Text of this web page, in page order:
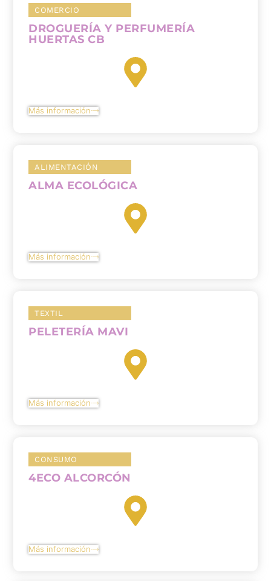
COMERCIO
DROGUERÍA Y PERFUMERÍA
HUERTAS CB
Más información
ALIMENTACIÓN
ALMA ECOLÓGICA
Más información
TEXTIL
PELETERÍA MAVI
Más información
CONSUMO
4ECO ALCORCÓN
Más información